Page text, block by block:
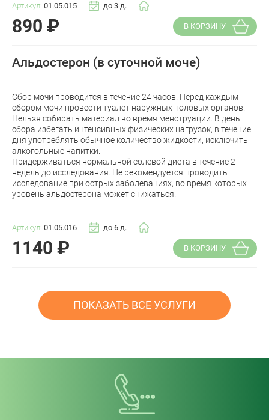
Артикул: 01.05.015 до 3 д.
890 ₽ В КОРЗИНУ
Альдостерон (в суточной моче)
Сбор мочи проводится в течение 24 часов. Перед каждым
сбором мочи провести туалет наружных половых органов.
Нельзя собирать материал во время менструации. В день
сбора избегать интенсивных физических нагрузок, в течение
дня употреблять обычное количество жидкости, исключить
алкогольные напитки.
Придерживаться нормальной солевой диета в течение 2
недель до исследования. Не рекомендуется проводить
исследование при острых заболеваниях, во время которых
уровень альдостерона может снижаться.
Артикул: 01.05.016 до 6 д.
1140 ₽ В КОРЗИНУ
ПОКАЗАТЬ ВСЕ УСЛУГИ